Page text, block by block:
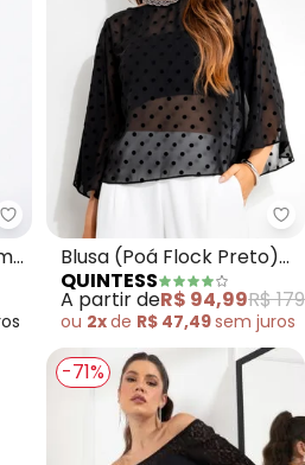
Quintess - Blusa (Barrado Folk)
Blusa (Poá Flock Preto)
em Chiffon
QUINTESS
A partir deR$ 94,99R$
ou 2xde R$ 47,49sem juros
-71%